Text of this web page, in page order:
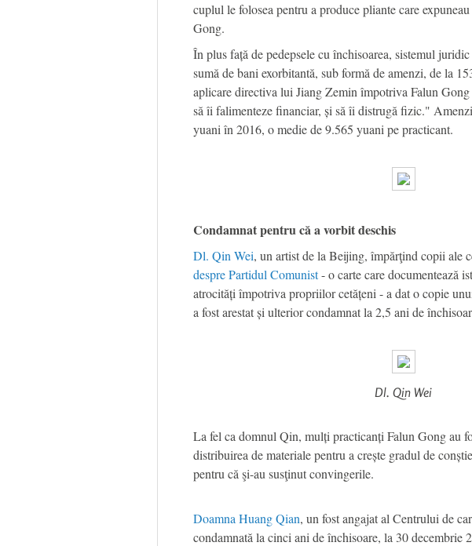
cuplul le folosea pentru a produce pliante care
Gong.
În plus față de pedepsele cu închisoarea, sistemul juridic
sumă de bani exorbitantă, sub formă de amenzi, de la
aplicare directiva lui Jiang Zemin împotriva Falun
să îi falimenteze financiar, și să îi distrugă fizic."
yuani în 2016, o medie de 9.565 yuani pe practicant.
Condamnat pentru că a vorbit deschis
Dl. Qin Wei, un artist de la Beijing, împărţind copii ale
despre Partidul Comunist- o carte care documentează
atrocități împotriva propriilor cetățeni - a dat o copie
a fost arestat și ulterior condamnat la 2,5 ani de
Dl. Qin Wei
La fel ca domnul Qin, mulți practicanți Falun Gong au
distribuirea de materiale pentru a crește gradul de
pentru că şi-au susţinut convingerile.
Doamna Huang Qian, un fost angajat al Centrului de
condamnată la cinci ani de închisoare, la 30 decembrie